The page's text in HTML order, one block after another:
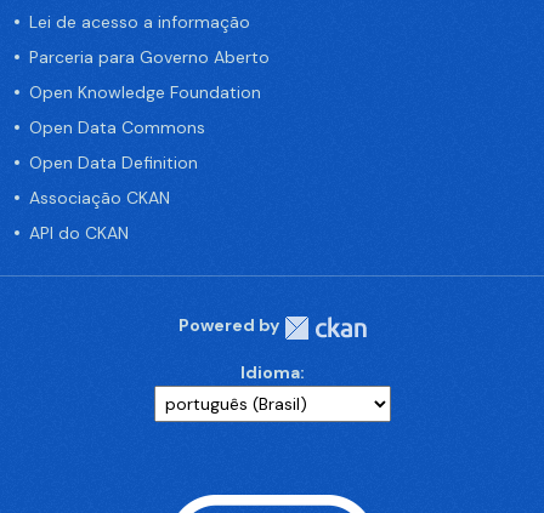
Lei de acesso a informação
Parceria para Governo Aberto
Open Knowledge Foundation
Open Data Commons
Open Data Definition
Associação CKAN
API do CKAN
Powered by
Idioma